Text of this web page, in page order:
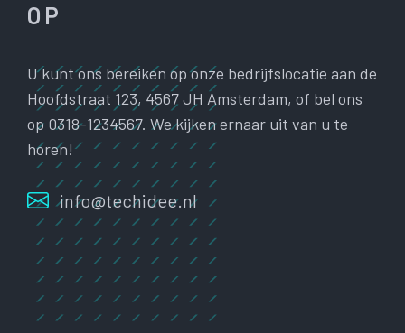
OP
U kunt ons bereiken op onze bedrijfslocatie aan de
Hoofdstraat 123, 4567 JH Amsterdam, of bel ons
op 0318-1234567. We kijken ernaar uit van u te
horen!
info@techidee.nl